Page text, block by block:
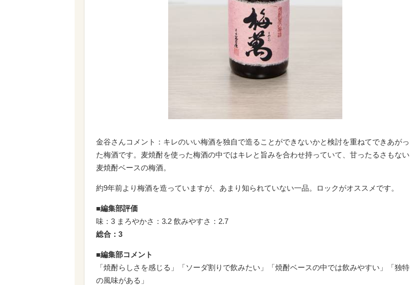
金谷さんコメント：キレのいい梅酒を独自で造ることができないかと検討を重ねてできあがっ
た梅酒です。麦焼酎を使った梅酒の中ではキレと旨みを合わせ持っていて、甘ったるさもない
麦焼酎ベースの梅酒。
約9年前より梅酒を造っていますが、あまり知られていない一品。ロックがオススメです。
■編集部評価
味：3 まろやかさ：3.2 飲みやすさ：2.7
総合：3
■編集部コメント
「焼酎らしさを感じる」「ソーダ割りで飲みたい」「焼酎ベースの中では飲みやすい」「独特
の風味がある」